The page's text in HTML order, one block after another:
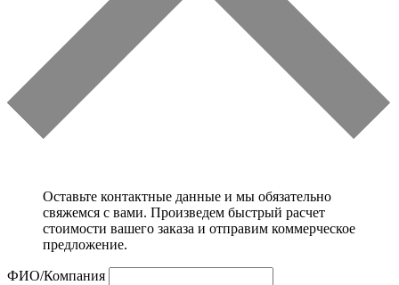
Оставьте контактные данные и мы обязательно
свяжемся с вами. Произведем быстрый расчет
стоимости вашего заказа и отправим коммерческое
предложение.
ФИО/Компания